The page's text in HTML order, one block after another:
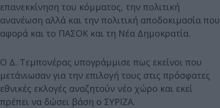
επανεκκίνηση του κόμματος, την πολιτική
ανανέωση αλλά και την πολιτική αποδοκιμασία που
αφορά και το ΠΑΣΟΚ και τη Νέα Δημοκρατία.
Ο Δ. Τεμπονέρας υπογράμμισε πως εκείνοι που
μετάνιωσαν για την επιλογή τους στις πρόσφατες
εθνικές εκλογές αναζητούν νέο χώρο και εκεί
πρέπει να δώσει βάση ο ΣΥΡΙΖΑ.